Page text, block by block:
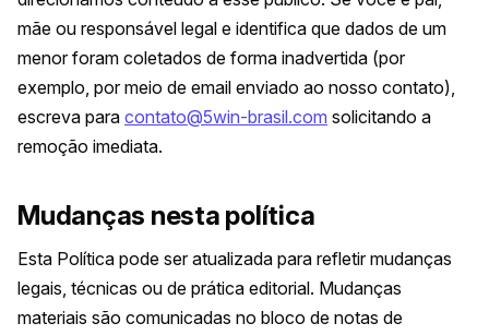
mãe ou responsável legal e identifica que dados de um
menor foram coletados de forma inadvertida (por
exemplo, por meio de email enviado ao nosso contato),
escreva para contato@5win-brasil.com solicitando a
remoção imediata.
Mudanças nesta política
Esta Política pode ser atualizada para refletir mudanças
legais, técnicas ou de prática editorial. Mudanças
materiais são comunicadas no bloco de notas de